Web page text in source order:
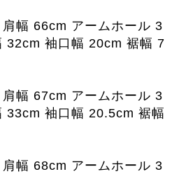
幅 66cm アームホール 3
32cm 袖口幅 20cm 裾幅 7
幅 67cm アームホール 3
33cm 袖口幅 20.5cm 裾幅
幅 68cm アームホール 3